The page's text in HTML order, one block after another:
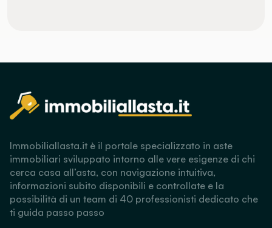
Immobiliallasta.it è il portale specializzato in aste
immobiliari sviluppato intorno alle vere esigenze di chi
cerca casa all’asta, con navigazione intuitiva,
informazioni subito disponibili e controllate e la
possibilità di un team di 40 professionisti dedicato che
ti guida passo passo